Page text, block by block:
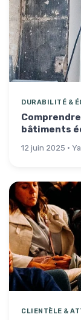
DURABILITÉ &
bâtiments
12 juin 2025 ·
CLIENTÈLE &